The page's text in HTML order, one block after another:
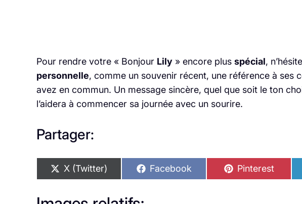
Pour rendre votre « Bonjour Lily » encore plus spécial,
personnelle, comme un souvenir récent, une référence à ses
avez en commun. Un message sincère, quel que soit le ton
l’aidera à commencer sa journée avec un sourire.
Partager:
S
h
X (Twitter)
S
h
Facebook
S
h
Pinterest